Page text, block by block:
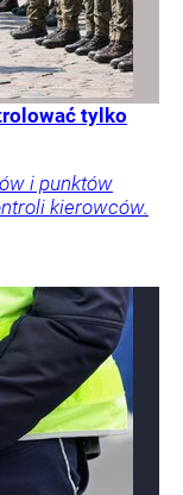
tylko
i punktów
kierowców.